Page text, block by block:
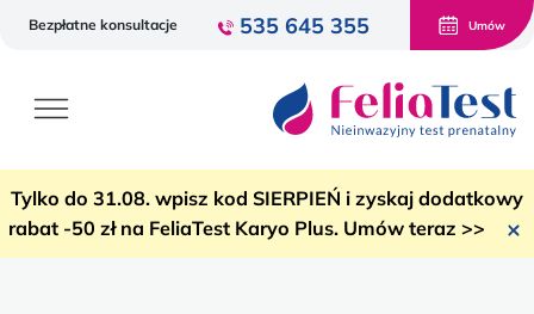
Bezpłatne konsultacje 535 645 355 Umów
Tylko do 31.08. wpisz kod SIERPIEŃ i zyskaj dodatkowy
rabat -50 zł na FeliaTest Karyo Plus. Umów teraz >>